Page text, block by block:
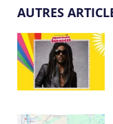
AUTRES